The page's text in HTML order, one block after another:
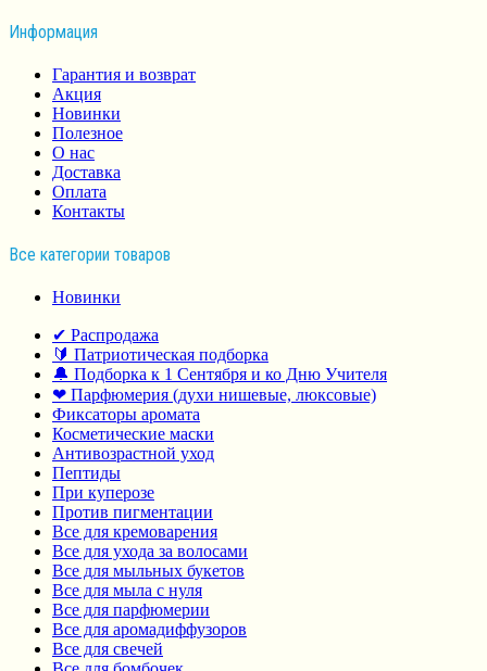
Информация
Гарантия и возврат
Акция
Новинки
Полезное
О нас
Доставка
Оплата
Контакты
Все категории товаров
Новинки
✔ Распродажа
🔰 Патриотическая подборка
🔔 Подборка к 1 Сентября и ко Дню Учителя
❤ Парфюмерия (духи нишевые, люксовые)
Фиксаторы аромата
Косметические маски
Антивозрастной уход
Пептиды
При куперозе
Против пигментации
Все для кремоварения
Все для ухода за волосами
Все для мыльных букетов
Все для мыла с нуля
Все для парфюмерии
Все для аромадиффузоров
Все для свечей